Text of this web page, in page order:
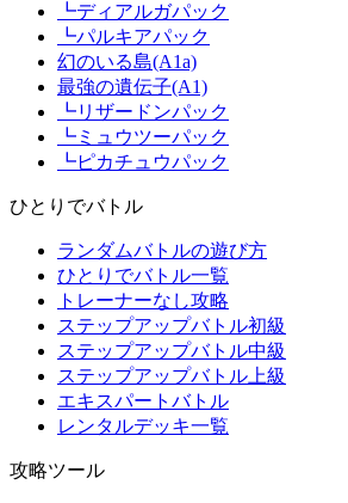
┗ディアルガパック
┗パルキアパック
幻のいる島(A1a)
最強の遺伝子(A1)
┗リザードンパック
┗ミュウツーパック
┗ピカチュウパック
ひとりでバトル
ランダムバトルの遊び方
ひとりでバトル一覧
トレーナーなし攻略
ステップアップバトル初級
ステップアップバトル中級
ステップアップバトル上級
エキスパートバトル
レンタルデッキ一覧
攻略ツール